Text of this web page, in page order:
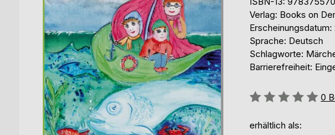
Verlag: Books on
Erscheinungsdatum:
Sprache: Deutsch
Schlagworte:
Barrierefreiheit:
Bewertung::
0
erhältlich als: